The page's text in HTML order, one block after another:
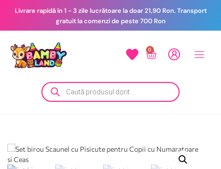
Livrare rapidă în 1 - 3 zile lucrătoare la doar 21,90 Ron. Transport
gratuit la comenzi de peste 700 Ron
0